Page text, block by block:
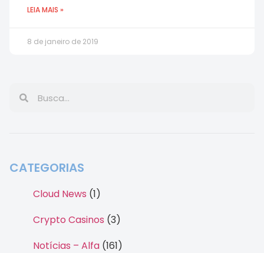
LEIA MAIS »
8 de janeiro de 2019
CATEGORIAS
Cloud News (1)
Crypto Casinos (3)
Notícias – Alfa (161)